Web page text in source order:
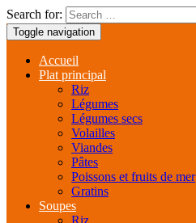
Search for:
Toggle navigation
Accueil
Plat principal
Riz
Légumes
Légumes secs
Volailles
Viandes
Pâtes
Poissons et fruits de mer
Gratins
Soupes
Riz